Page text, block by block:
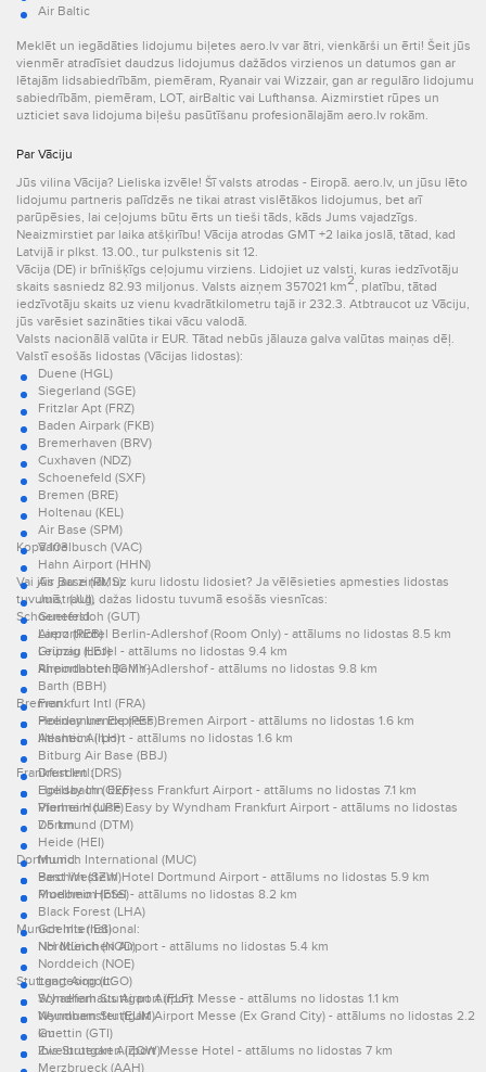
Air Baltic
Meklēt un iegādāties lidojumu biļetes aero.lv var ātri, vienkārši un ērti! Šeit jūs
vienmēr atradīsiet daudzus lidojumus dažādos virzienos un datumos gan ar
lētajām lidsabiedrībām, piemēram, Ryanair vai Wizzair, gan ar regulāro lidojumu
sabiedrībām, piemēram, LOT, airBaltic vai Lufthansa. Aizmirstiet rūpes un
uzticiet sava lidojuma biļešu pasūtīšanu profesionālajām aero.lv rokām.
Par Vāciju
Jūs vilina Vācija? Lieliska izvēle! Šī valsts atrodas - Eiropā. aero.lv, un jūsu lēto
lidojumu partneris palīdzēs ne tikai atrast vislētākos lidojumus, bet arī
parūpēsies, lai ceļojums būtu ērts un tieši tāds, kāds Jums vajadzīgs.
Neaizmirstiet par laika atšķirību! Vācija atrodas GMT +2 laika joslā, tātad, kad
Latvijā ir plkst. 13.00., tur pulkstenis sit 12.
Vācija (DE) ir brīnišķīgs ceļojumu virziens. Lidojiet uz valsti, kuras iedzīvotāju
skaits sasniedz 82.93 miljonus. Valsts aizņem 357021 km2, platību, tātad
iedzīvotāju skaits uz vienu kvadrātkilometru tajā ir 232.3. Atbtraucot uz Vāciju,
jūs varēsiet sazināties tikai vācu valodā.
Valsts nacionālā valūta ir EUR. Tātad nebūs jālauza galva valūtas maiņas dēļ.
Valstī esošās lidostas (Vācijas lidostas):
Duene (HGL)
Siegerland (SGE)
Fritzlar Apt (FRZ)
Baden Airpark (FKB)
Bremerhaven (BRV)
Cuxhaven (NDZ)
Schoenefeld (SXF)
Bremen (BRE)
Holtenau (KEL)
Air Base (SPM)
Varrelbusch (VAC)
Hahn Airport (HHN)
Air Base (RMS)
Juist (JUI)
Guetersloh (GUT)
Laerz (REB)
Leipzig (LEJ)
Rheindahlen (GMY)
Barth (BBH)
Frankfurt Intl (FRA)
Peenemuende (PEF)
Illesheim (ILH)
Bitburg Air Base (BBJ)
Dresden (DRS)
Egelsbach (QEF)
Pforheim (UPF)
Dortmund (DTM)
Heide (HEI)
Munich International (MUC)
Parchim (SZW)
Muelheim (ESS)
Black Forest (LHA)
Goehlis (IES)
Norddeich (NOD)
Norddeich (NOE)
Langeoog (LGO)
Schaeferhaus Airport (FLF)
Neumuenster (EUM)
Guettin (GTI)
Zweibruecken (ZQW)
Merzbrueck (AAH)
Kopā 103.
Vai jūs jau zināt, uz kuru lidostu lidosiet? Ja vēlēsieties apmesties lidostas
tuvumā, raug, dažas lidostu tuvumā esošās viesnīcas:
Schoenefeld:
Airporthotel Berlin-Adlershof (Room Only) - attālums no lidostas 8.5 km
Grünau Hotel - attālums no lidostas 9.4 km
Airporthotel Berlin-Adlershof - attālums no lidostas 9.8 km
Bremen:
Holiday Inn Express Bremen Airport - attālums no lidostas 1.6 km
Atlantic Airport - attālums no lidostas 1.6 km
Frankfurt Intl:
Holiday Inn Express Frankfurt Airport - attālums no lidostas 7.1 km
Vienna House Easy by Wyndham Frankfurt Airport - attālums no lidostas
7.5 km
Dortmund:
Best Western Hotel Dortmund Airport - attālums no lidostas 5.9 km
Prodomo Hotel - attālums no lidostas 8.2 km
Munich International:
NH München Airport - attālums no lidostas 5.4 km
Stuttgart Airport:
Wyndham Stuttgart Airport Messe - attālums no lidostas 1.1 km
Wyndham Stuttgart Airport Messe (Ex Grand City) - attālums no lidostas 2.2
km
Ibis Stuttgart Airport Messe Hotel - attālums no lidostas 7 km